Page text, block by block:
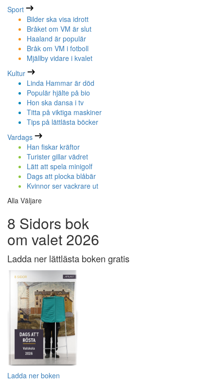
Sport
Bilder ska visa idrott
Bråket om VM är slut
Haaland är populär
Bråk om VM i fotboll
Mjällby vidare i kvalet
Kultur
Linda Hammar är död
Populär hjälte på bio
Hon ska dansa i tv
Titta på viktiga maskiner
Tips på lättlästa böcker
Vardags
Han fiskar kräftor
Turister gillar vädret
Lätt att spela minigolf
Dags att plocka blåbär
Kvinnor ser vackrare ut
Alla Väljare
8 Sidors bok
om valet 2026
Ladda ner lättlästa boken gratis
Ladda ner boken